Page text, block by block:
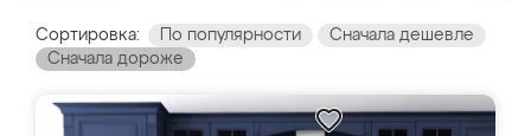
Сортировка: По популярности
Сначала дешевле
Сначала дороже